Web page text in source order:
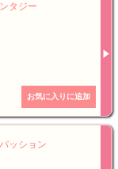
タジー
ッション